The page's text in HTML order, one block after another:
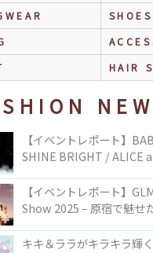
SHOES
HAIR
【イベントレポート】
SHINE BRIGHT / ALICE
TOKYO
【イベントレポート】
Show 2025 – 原宿で魅せ
キキ＆ララがキラキラ輝